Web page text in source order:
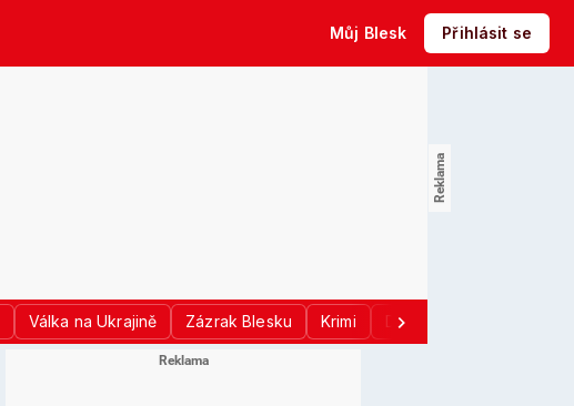
Můj Blesk Přihlásit se
Válka na Ukrajině Zázrak Blesku Krimi Donald Trump